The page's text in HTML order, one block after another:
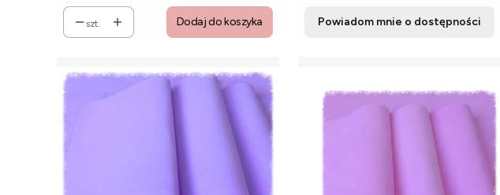
szt. Dodaj do koszyka Powiadom mnie o dostępności